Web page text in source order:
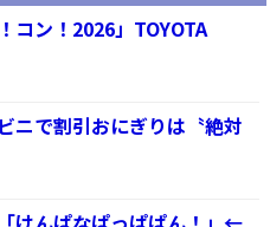
コン！2026」TOYOTA
で割引おにぎりは〝絶対